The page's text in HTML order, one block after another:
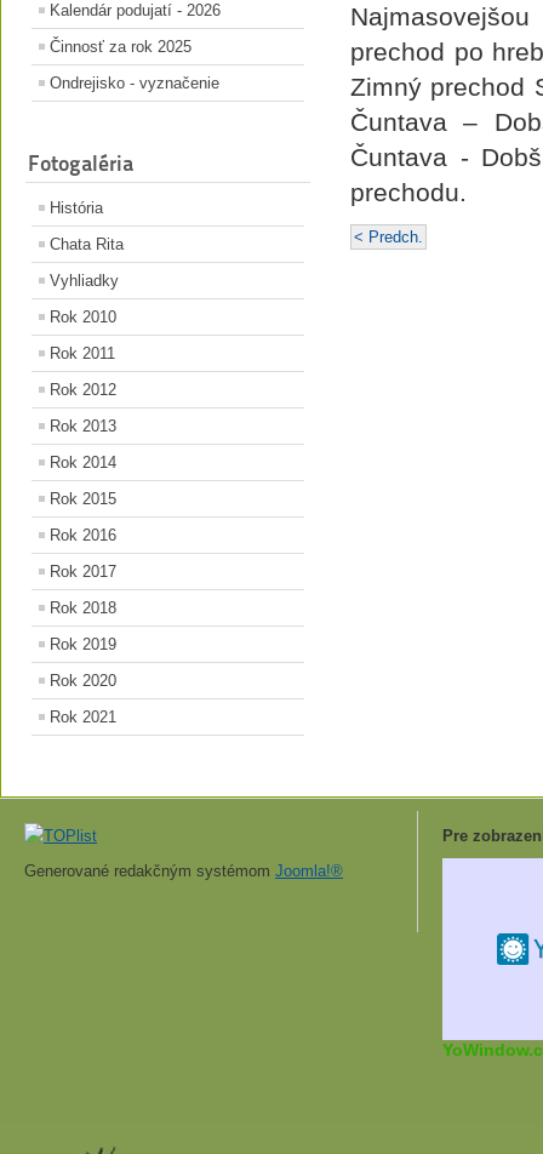
Kalendár podujatí - 2026
Činnosť za rok 2025
Ondrejisko - vyznačenie
Fotogaléria
História
Chata Rita
Vyhliadky
Rok 2010
Rok 2011
Rok 2012
Rok 2013
Rok 2014
Rok 2015
Rok 2016
Rok 2017
Rok 2018
Rok 2019
Rok 2020
Rok 2021
prechod po
Zimný prechod
Čuntava –
Čuntava -
prechodu.
< Predch.
Generované redakčným systémom Joomla!®
Pre